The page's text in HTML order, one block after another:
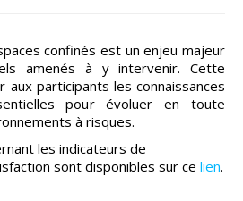
confinés est un enjeu majeur
amenés à y intervenir. Cette
aux participants les connaissances
pour évoluer en toute
à risques.
les indicateurs de
sont disponibles sur ce lien.